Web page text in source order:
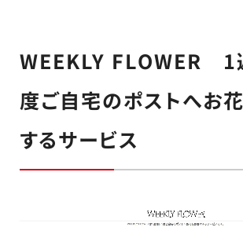
WEEKLY FLOWER 1
度ご自宅のポストへお
するサービス